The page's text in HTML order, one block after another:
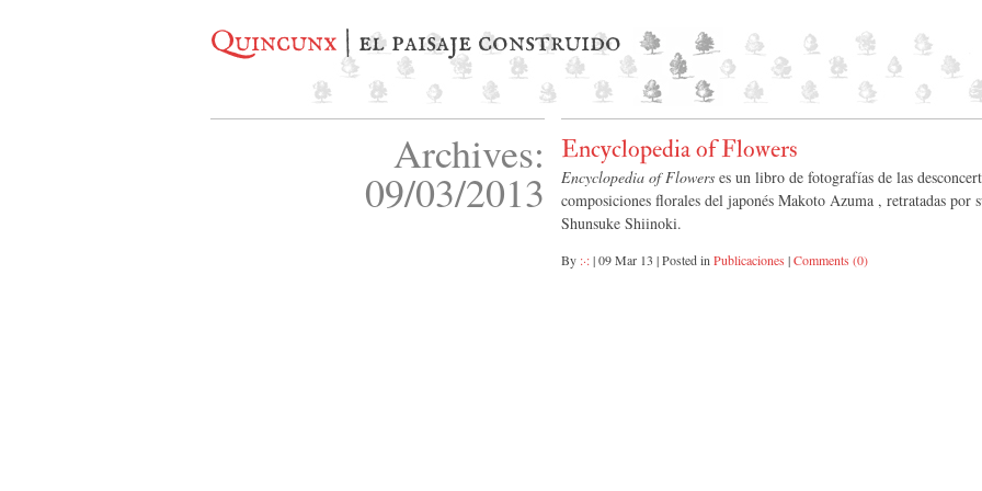
Quincunx | el paisaje construido
Archives:
09/03/2013
Encyclopedia of Flowers
Encyclopedia of Flowers es un libro de fotografías de las
composiciones florales del japonés Makoto Azuma , retratadas por
Shunsuke Shiinoki.
By :·:|09 Mar 13 |Posted inPublicaciones |Comments (0)